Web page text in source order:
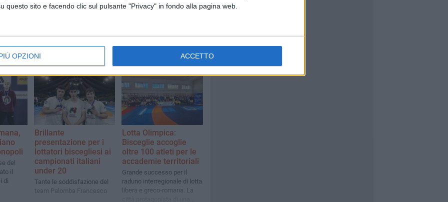
questo sito e facendo clic sul pulsante "Privacy" in fondo alla pagina web.
OPZIONI ACCETTO
del
il
di
Brillante
presentazione per i
lottatori biscegliesi ai
campionati italiani
under 20
Tante le soddisfazione del
team Palomba Francesco
Lotta Olimpica:
Bisceglie accoglie
oltre 100 atleti per le
accademie territoriali
Grande successo per il
raduno interregionale di lotta
libera e greco-romana. La